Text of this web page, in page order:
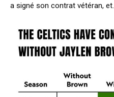
a signé son contrat vétéran,